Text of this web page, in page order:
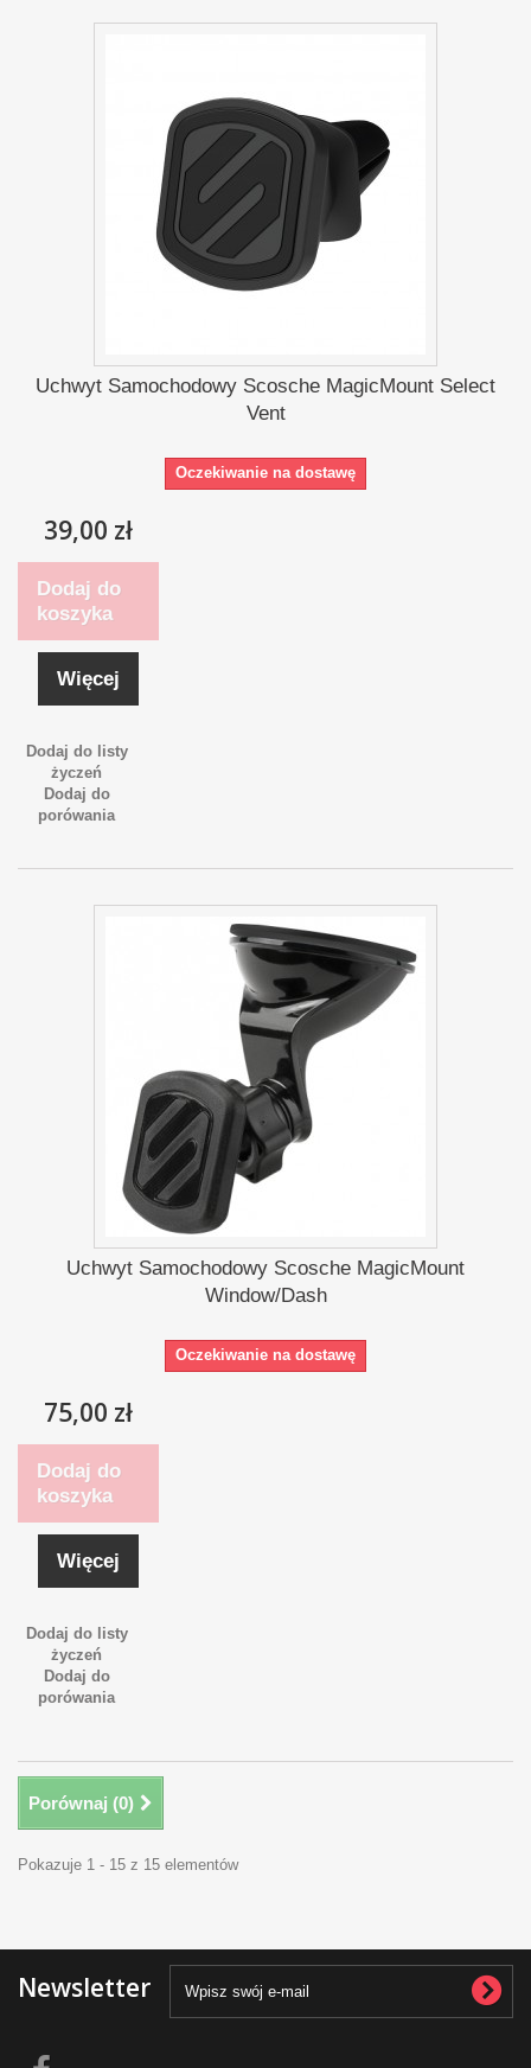
Uchwyt Samochodowy Scosche MagicMount Select
Vent
Oczekiwanie na dostawę
39,00 zł
Dodaj do
koszyka
Więcej
Dodaj do listy
życzeń
Dodaj do
porówania
Uchwyt Samochodowy Scosche MagicMount
Window/Dash
Oczekiwanie na dostawę
75,00 zł
Dodaj do
koszyka
Więcej
Dodaj do listy
życzeń
Dodaj do
porówania
Porównaj (0)
Pokazuje 1 - 15 z 15 elementów
Newsletter